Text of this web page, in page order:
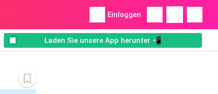
Einloggen
Laden Sie unsere App herunter 📲